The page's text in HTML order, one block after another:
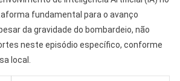
fundamental para o avanço
da gravidade do bombardeio, não
neste episódio específico, conforme
local.